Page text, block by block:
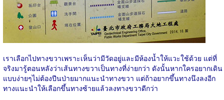
เราเลือกไปทางขวาเพราะเห็นว่ามีวัดอยู่และมีห้องน้ำให้แวะใช้ด้วย แต่ที่
จริงมารู้ตอนหลังว่าเส้นทางขวาเป็นทางที่ง่ายกว่า ดังนั้นหากใครอยากเดิน
แบบง่ายๆไม่ต้องปีนป่ายมากแนะนำทางขวา แต่ถ้าอยากขึ้นทางนึงลงอีก
ทางแนะนำให้เลือกขึ้นทางซ้ายแล้วลงทางขวาดีกว่า